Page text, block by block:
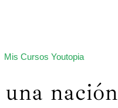
Mis Cursos Youtopia
nación